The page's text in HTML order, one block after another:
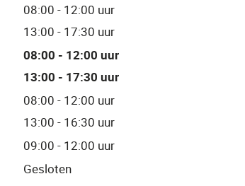
08:00 - 12:00 uur
13:00 - 17:30 uur
08:00 - 12:00 uur
13:00 - 17:30 uur
08:00 - 12:00 uur
13:00 - 16:30 uur
09:00 - 12:00 uur
Gesloten